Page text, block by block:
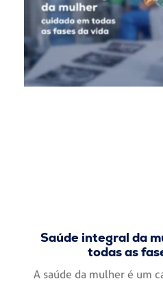
Saúde integral da
todas as
A saúde da mulher é um